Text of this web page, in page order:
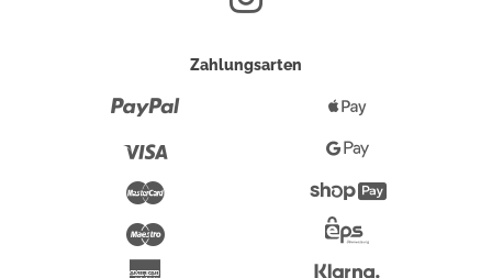
Zahlungsarten
Maestro
Pay
Google
Pay
Überweisung